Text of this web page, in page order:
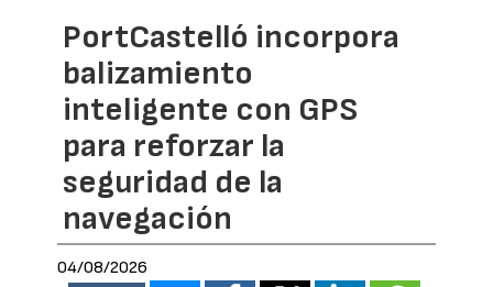
PortCastelló incorpora
balizamiento
inteligente con GPS
para reforzar la
seguridad de la
navegación
04/08/2026